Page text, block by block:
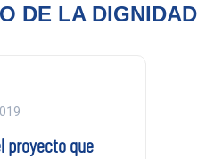
DE LA DIGNIDAD
proyecto que